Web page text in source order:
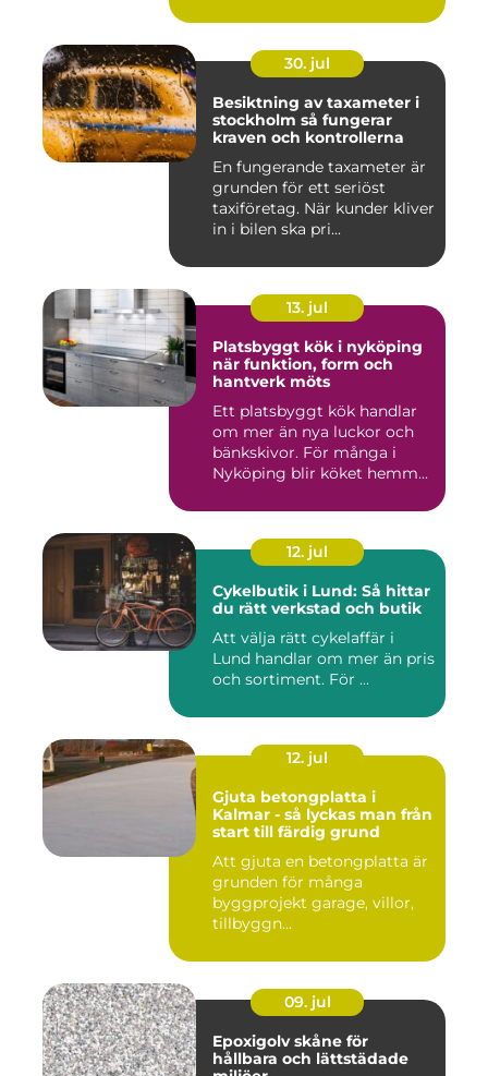
30. jul
Besiktning av taxameter i
stockholm så fungerar
kraven och kontrollerna
En fungerande taxameter är
grunden för ett seriöst
taxiföretag. När kunder kliver
in i bilen ska pri...
13. jul
Platsbyggt kök i nyköping
när funktion, form och
hantverk möts
Ett platsbyggt kök handlar
om mer än nya luckor och
bänkskivor. För många i
Nyköping blir köket hemm...
12. jul
Cykelbutik i Lund: Så hittar
du rätt verkstad och butik
Att välja rätt cykelaffär i
Lund handlar om mer än pris
och sortiment. För ...
12. jul
Gjuta betongplatta i
Kalmar - så lyckas man från
start till färdig grund
Att gjuta en betongplatta är
grunden för många
byggprojekt garage, villor,
tillbyggn...
09. jul
Epoxigolv skåne för
hållbara och lättstädade